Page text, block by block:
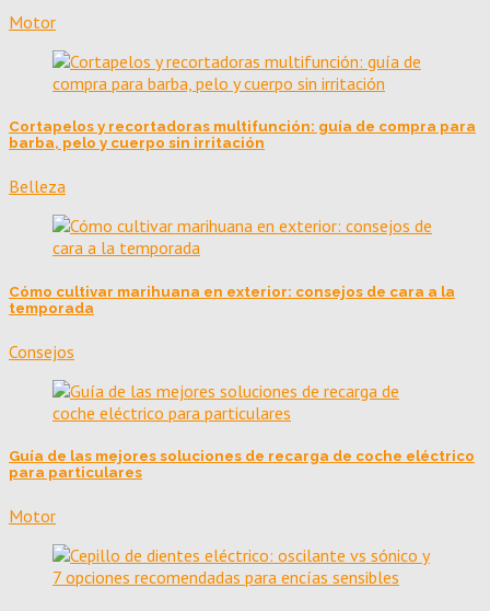
Motor
Cortapelos y recortadoras multifunción: guía de compra para
barba, pelo y cuerpo sin irritación
Belleza
Cómo cultivar marihuana en exterior: consejos de cara a la
temporada
Consejos
Guía de las mejores soluciones de recarga de coche eléctrico
para particulares
Motor